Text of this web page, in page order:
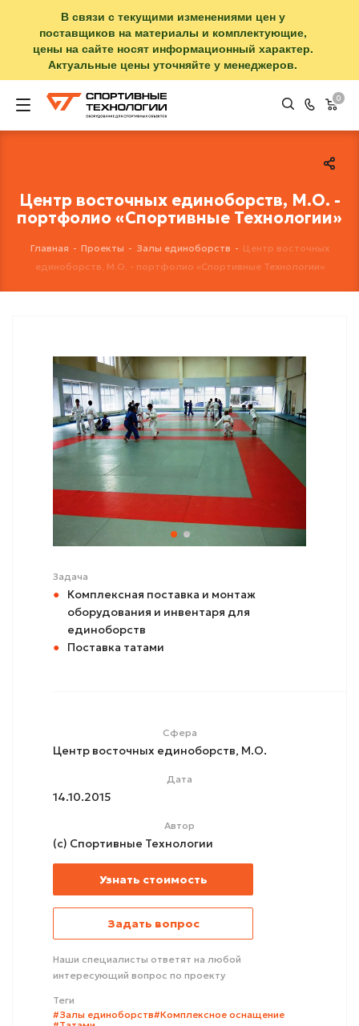
В связи с текущими изменениями цен у
поставщиков на материалы и комплектующие,
цены на сайте носят информационный характер.
Актуальные цены уточняйте у менеджеров.
0
Центр восточных единоборств, М.О. -
портфолио «Спортивные Технологии»
Главная - Проекты - Залы единоборств - Центр восточных
единоборств, М.О. - портфолио «Спортивные Технологии»
Задача
Комплексная поставка и монтаж
оборудования и инвентаря для
единоборств
Поставка татами
Сфера
Центр восточных единоборств, М.О.
Дата
14.10.2015
Автор
(с) Спортивные Технологии
Узнать стоимость
Задать вопрос
Наши специалисты ответят на любой
интересующий вопрос по проекту
Теги
#Залы единоборств#Комплексное оснащение